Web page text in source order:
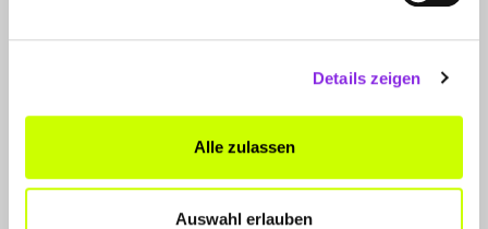
Details zeigen
Alle zulassen
Auswahl erlauben
Kontakt